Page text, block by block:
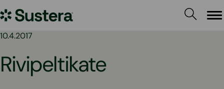
sisältöön
Sustera
10.4.2017
Rivipeltikate